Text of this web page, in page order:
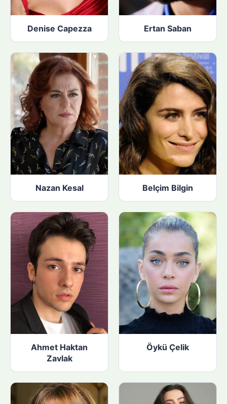
Denise Capezza Ertan Saban
Nazan Kesal Belçim Bilgin
Ahmet Haktan
Zavlak
Öykü Çelik